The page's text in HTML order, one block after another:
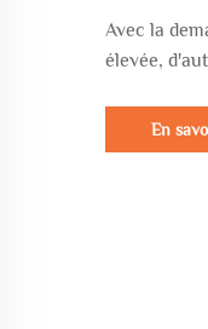
Avec la
élevée,
parviennent
En